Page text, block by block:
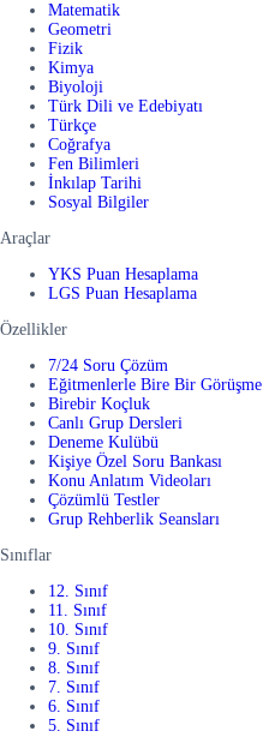
Matematik
Geometri
Fizik
Kimya
Biyoloji
Türk Dili ve Edebiyatı
Türkçe
Coğrafya
Fen Bilimleri
İnkılap Tarihi
Sosyal Bilgiler
Araçlar
YKS Puan Hesaplama
LGS Puan Hesaplama
Özellikler
7/24 Soru Çözüm
Eğitmenlerle Bire Bir Görüşme
Birebir Koçluk
Canlı Grup Dersleri
Deneme Kulübü
Kişiye Özel Soru Bankası
Konu Anlatım Videoları
Çözümlü Testler
Grup Rehberlik Seansları
Sınıflar
12. Sınıf
11. Sınıf
10. Sınıf
9. Sınıf
8. Sınıf
7. Sınıf
6. Sınıf
5. Sınıf